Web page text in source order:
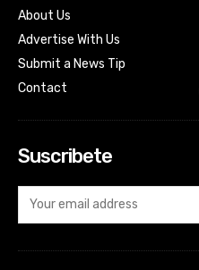
About Us
Advertise With Us
Submit a News Tip
Contact
Suscribete